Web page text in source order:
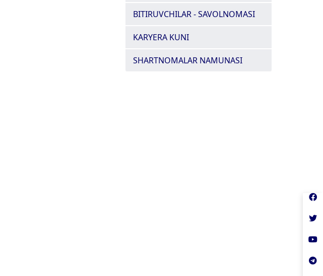
BITIRUVCHILAR - SAVOLNOMASI
KARYERA KUNI
SHARTNOMALAR NAMUNASI